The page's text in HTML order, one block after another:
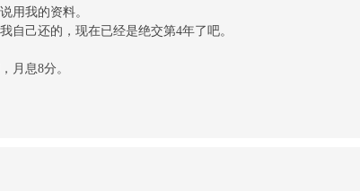
用我的资料。
自己还的，现在已经是绝交第4年了吧。
月息8分。